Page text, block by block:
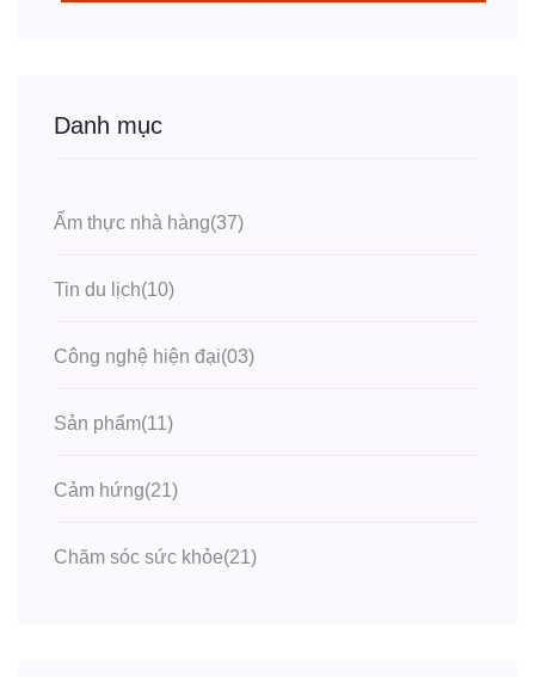
Danh mục
Ẩm thực nhà hàng(37)
Tin du lịch(10)
Công nghệ hiện đại(03)
Sản phẩm(11)
Cảm hứng(21)
Chăm sóc sức khỏe(21)